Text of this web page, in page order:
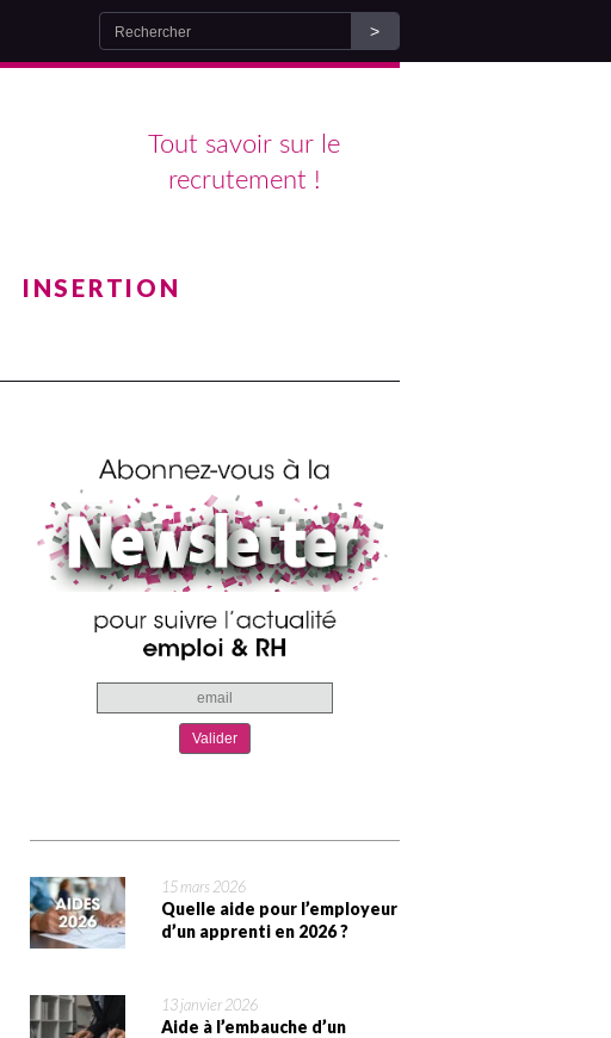
Tout savoir sur le
recrutement !
INSERTION
15 mars 2026
Quelle aide pour l’employeur
d’un apprenti en 2026 ?
13 janvier 2026
Aide à l’embauche d’un